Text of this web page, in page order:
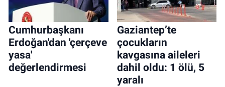
Cumhurbaşkanı
Erdoğan'dan 'çerçeve
yasa'
değerlendirmesi
Gaziantep’te
çocukların
kavgasına aileleri
dahil oldu: 1 ölü, 5
yaralı